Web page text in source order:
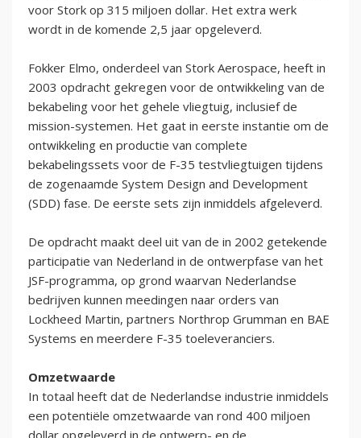
voor Stork op 315 miljoen dollar. Het extra werk
wordt in de komende 2,5 jaar opgeleverd.
Fokker Elmo, onderdeel van Stork Aerospace, heeft in
2003 opdracht gekregen voor de ontwikkeling van de
bekabeling voor het gehele vliegtuig, inclusief de
mission-systemen. Het gaat in eerste instantie om de
ontwikkeling en productie van complete
bekabelingssets voor de F-35 testvliegtuigen tijdens
de zogenaamde System Design and Development
(SDD) fase. De eerste sets zijn inmiddels afgeleverd.
De opdracht maakt deel uit van de in 2002 getekende
participatie van Nederland in de ontwerpfase van het
JSF-programma, op grond waarvan Nederlandse
bedrijven kunnen meedingen naar orders van
Lockheed Martin, partners Northrop Grumman en BAE
Systems en meerdere F-35 toeleveranciers.
Omzetwaarde
In totaal heeft dat de Nederlandse industrie inmiddels
een potentiële omzetwaarde van rond 400 miljoen
dollar opgeleverd in de ontwerp- en de